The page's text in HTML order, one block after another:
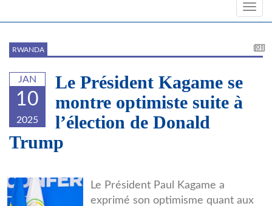
RWANDA
JAN
10
2025
Le Président Kagame se
montre optimiste suite à
l’élection de Donald
Trump
Le Président Paul Kagame a
exprimé son optimisme quant aux